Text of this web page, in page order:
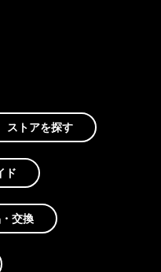
ストアを探す
ド
交換